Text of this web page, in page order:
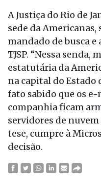
A Justiça do Rio de
sede da
mandado de busca
TJSP. “Nessa senda,
estatutária da
na capital do Estado
fato sabido que os
companhia ficam
servidores de
tese, cumpre à
decisão.